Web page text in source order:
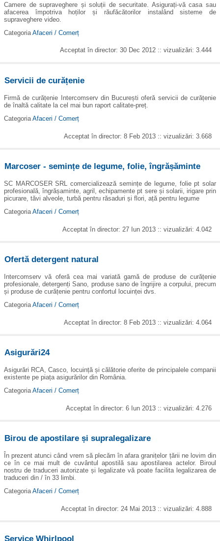
Camere de supraveghere și soluții de securitate. Asigurați-vă casa sau
afacerea împotriva hoților și răufăcătorilor instalând sisteme de
supraveghere video.
Categoria Afaceri / Comerț
Acceptat în director: 30 Dec 2012 :: vizualizări: 3.444
Servicii de curățenie
Firmă de curățenie Intercomserv din București oferă servicii de curățenie
de înaltă calitate la cel mai bun raport calitate-preț.
Categoria Afaceri / Comerț
Acceptat în director: 8 Feb 2013 :: vizualizări: 3.668
Marcoser - semințe de legume, folie, îngrășăminte
SC MARCOSER SRL comercializează semințe de legume, folie pt solar
profesională, îngrășaminte, agril, echipamente pt sere și solarii, irigare prin
picurare, tăvi alveole, turbă pentru răsaduri și flori, ață pentru legume
Categoria Afaceri / Comerț
Acceptat în director: 27 Iun 2013 :: vizualizări: 4.042
Ofertă detergent natural
Intercomserv vă oferă cea mai variată gamă de produse de curățenie
profesionale, detergenți Sano, produse sano de îngrijire a corpului, precum
și produse de curățenie pentru confortul locuinței dvs.
Categoria Afaceri / Comerț
Acceptat în director: 8 Feb 2013 :: vizualizări: 4.064
Asigurări24
Asigurări RCA, Casco, locuință și călătorie oferite de principalele companii
existente pe piața asigurărilor din România.
Categoria Afaceri / Comerț
Acceptat în director: 6 Iun 2013 :: vizualizări: 4.276
Birou de apostilare și supralegalizare
În prezent atunci când vrem să plecăm în afara granițelor țării ne lovim din
ce în ce mai mult de cuvântul apostilă sau apostilarea actelor. Biroul
nostru de traduceri autorizate și legalizate vă poate facilita legalizarea de
traduceri din / în 33 limbi.
Categoria Afaceri / Comerț
Acceptat în director: 24 Mai 2013 :: vizualizări: 4.888
Service Whirlpool